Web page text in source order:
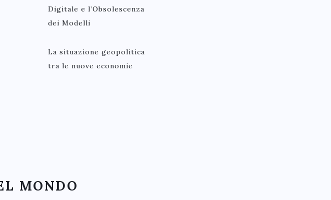
Digitale e l’Obsolescenza
dei Modelli
La situazione geopolitica
tra le nuove economie
MONDO